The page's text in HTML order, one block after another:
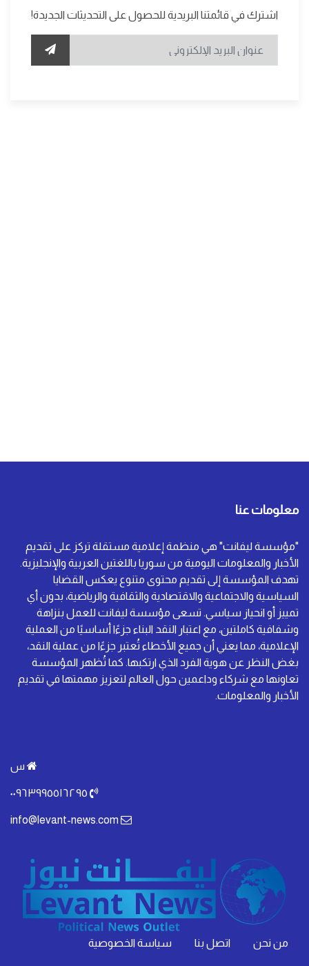
اشترك في قائمتنا البريدية للحصول على التحديثات الجديدة!
معلومات عنا
"مؤسسة ليفانت" هي منظمة إعلامية مستقلة تركز على تقديم
الأخبار والمعلومات اليومية من سوريا باللغتين العربية والإنجليزية.
تهدف المؤسسة إلى تقديم محتوى متنوع يعكس القضايا
السياسية والاجتماعية والاقتصادية والثقافية والرياضية، بدون أي
تمييز أو انحياز سياسي. تسعى مؤسسة ليفانت للعمل بنزاهة
وشفافية كاملتين، مع اعتبار النقد البناء جزءًا أساسيًا من العملية
الإعلامية، مما يعني أن جميع الأخطاء تُعتبر جزءًا من عملية النقد،
بغض النظر عن هوية الفرد الذي ارتكبها. كما تُظهر المؤسسة
تعاونها مع شركاء وداعمين حول العالم لتعزيز مهمتها في تقديم
الأخبار والمعلومات.
س
info@levant-news.com
من نحن اتصل بنا سياسة الخصوصية